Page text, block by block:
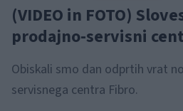
(VIDEO in FOTO)
prodajno-servisni
Obiskali smo dan odprtih vrat
servisnega centra Fibro.